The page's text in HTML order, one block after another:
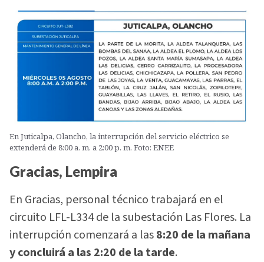
En Juticalpa, Olancho, la interrupción del servicio eléctrico se
extenderá de 8:00 a. m. a 2:00 p. m. Foto: ENEE
Gracias, Lempira
En Gracias, personal técnico trabajará en el
circuito LFL-L334 de la subestación Las Flores. La
interrupción comenzará a las8:20 de la mañana
y concluirá a las 2:20 de la tarde.